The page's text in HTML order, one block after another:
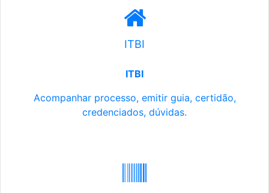
ITBI
ITBI
Acompanhar processo, emitir guia, certidão,
credenciados, dúvidas.